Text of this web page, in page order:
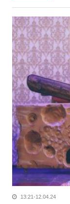
13:21-12.04.24